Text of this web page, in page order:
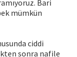
Bari
mümkün
ciddi
sonra nafile